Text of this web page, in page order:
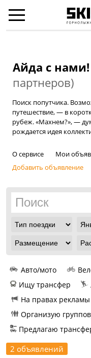
Айда с нами!
партнеров)
Поиск попутчика.
путешествие, — в
рубеж. «Махнем?», —
рождается идея
О сервисе
Мои
Добавить объявление
Авто/мото
Ищу трансфер
На правах рекламы
Организую
Предлагаю
2 объявлений